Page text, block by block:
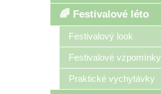
🌈 Festivalové léto
Festivalový look
Festivalové vzpomínky
Praktické vychytávky